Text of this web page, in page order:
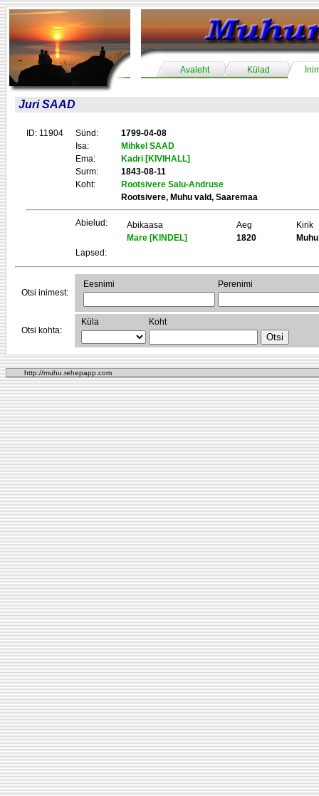
Avaleht Külad
Juri SAAD
ID: 11904 Sünd:
1799-04-08
Isa:
Mihkel SAAD
Ema:
Kadri [KIVIHALL]
Surm:
1843-08-11
Koht:
Rootsivere Salu-Andruse
Rootsivere, Muhu vald, Saaremaa
Abielud: Abikaasa Aeg
Kirik
Mare [KINDEL]
1820
Muhu
Lapsed:
Otsi inimest:
Eesnimi Perenimi
Otsi kohta:
Küla Koht
http://muhu.rehepapp.com